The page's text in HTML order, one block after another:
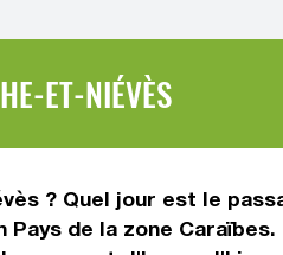
ET-NIÉVÈS
? Quel jour est le
de la zone